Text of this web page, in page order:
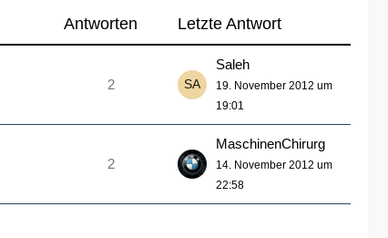
Antworten Letzte Antwort
2
Saleh
19. November 2012 um
19:01
2
MaschinenChirurg
14. November 2012 um
22:58